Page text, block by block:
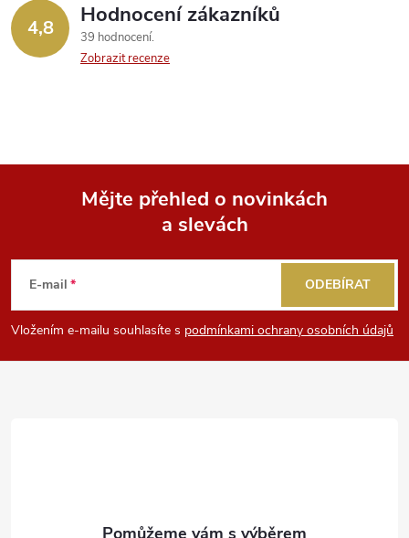
4,8 Hodnocení zákazníků
39 hodnocení
Zobrazit recenze
p
Mějte přehled o novinkách
a slevách
E-mail
Vložením e-mailu souhlasíte s podmínkami ochrany osobních údajů
ODEBÍRAT